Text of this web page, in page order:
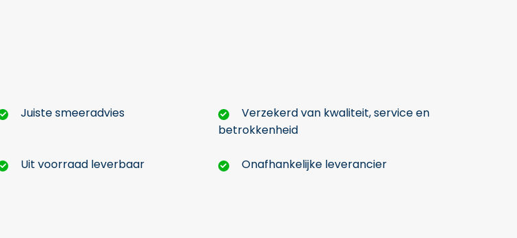
Juiste smeeradvies
Verzekerd van kwaliteit, service en
betrokkenheid
Uit voorraad leverbaar Onafhankelijke leverancier